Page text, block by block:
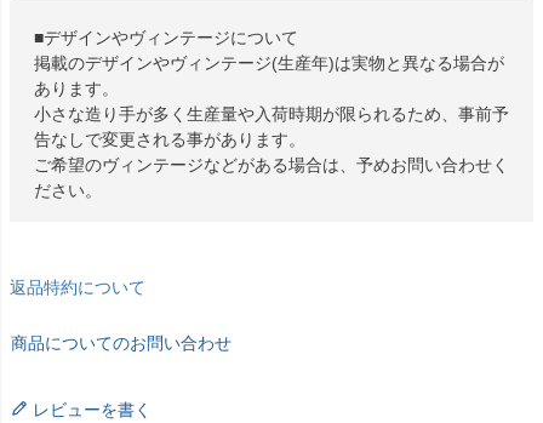
■デザインやヴィンテージについて
掲載のデザインやヴィンテージ(生産年)は実物と異なる場合が
あります。
小さな造り手が多く生産量や入荷時期が限られるため、事前予
告なしで変更される事があります。
ご希望のヴィンテージなどがある場合は、予めお問い合わせく
ださい。
返品特約について
商品についてのお問い合わせ
レビューを書く